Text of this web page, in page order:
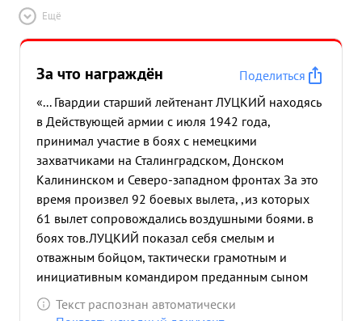
Ещё
За что награждён
Поделиться
«... Гвардии старший лейтенант ЛУЦКИЙ находясь
в Действующей армии с июля 1942 года,
принимал участие в боях с немецкими
захватчиками на Сталинградском, Донском
Калининском и Северо-западном фронтах За это
время произвел 92 боевых вылета, ,из которых
61 вылет сопровождались воздушными боями. в
боях тов.ЛУЦКИЙ показал себя смелым и
отважным бойцом, тактически грамотным и
инициативным командиром преданным сыном
Родины. Защищая город Сталинград, тов. ЛУЦКИЙ
в трудных боях почти всегда с численно
Текст распознан автоматически